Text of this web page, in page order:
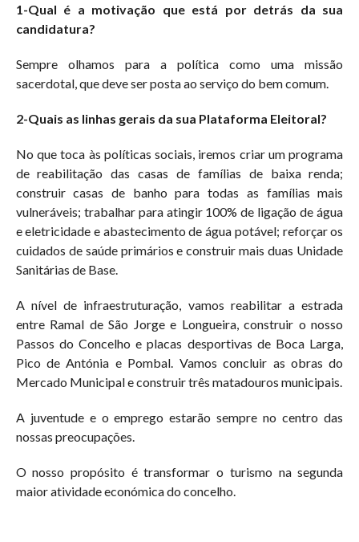
1-Qual é a motivação que está por detrás da sua
candidatura?
Sempre olhamos para a política como uma missão
sacerdotal, que deve ser posta ao serviço do bem comum.
2-Quais as linhas gerais da sua Plataforma Eleitoral?
No que toca às políticas sociais, iremos criar um programa
de reabilitação das casas de famílias de baixa renda;
construir casas de banho para todas as famílias mais
vulneráveis; trabalhar para atingir 100% de ligação de água
e eletricidade e abastecimento de água potável; reforçar os
cuidados de saúde primários e construir mais duas Unidade
Sanitárias de Base.
A nível de infraestruturação, vamos reabilitar a estrada
entre Ramal de São Jorge e Longueira, construir o nosso
Passos do Concelho e placas desportivas de Boca Larga,
Pico de Antónia e Pombal. Vamos concluir as obras do
Mercado Municipal e construir três matadouros municipais.
A juventude e o emprego estarão sempre no centro das
nossas preocupações.
O nosso propósito é transformar o turismo na segunda
maior atividade económica do concelho.